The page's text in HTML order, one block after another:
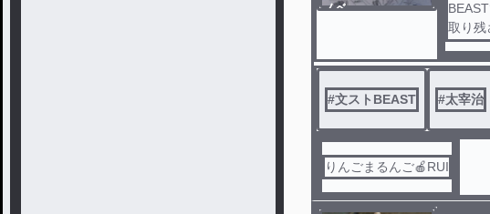
ノベ
取り残
救われ
#文ストBEAST #太宰治
りんごまるんご🍎RUI